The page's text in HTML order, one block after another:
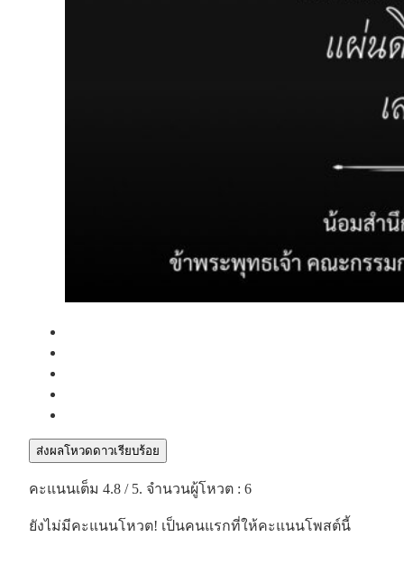
ส่งผลโหวดดาวเรียบร้อย
คะแนนเต็ม 4.8 / 5. จำนวนผู้โหวต : 6
ยังไม่มีคะแนนโหวต! เป็นคนแรกที่ให้คะแนนโพสต์นี้